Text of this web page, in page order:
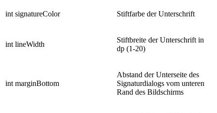
int signatureColor Stiftfarbe der Unterschrift
int lineWidth
Stiftbreite der Unterschrift in
dp (1-20)
int marginBottom
Abstand der Unterseite des
Signaturdialogs vom unteren
Rand des Bildschirms